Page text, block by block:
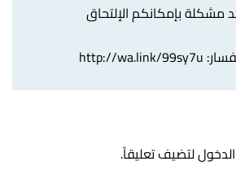
مشكلة بإمكانكم الإلتحاق
http://wa.link/99sy7u
لتضيف تعليقاً.